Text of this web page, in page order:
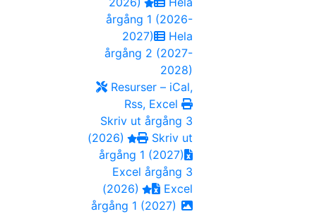
årgång 1 (2026-
2027)
Hela
årgång 2 (2027-
2028)
Resurser – iCal,
Rss, Excel
Skriv ut årgång 3
(2026)
Skriv ut
årgång 1 (2027)
Excel årgång 3
(2026)
Excel
årgång 1 (2027)